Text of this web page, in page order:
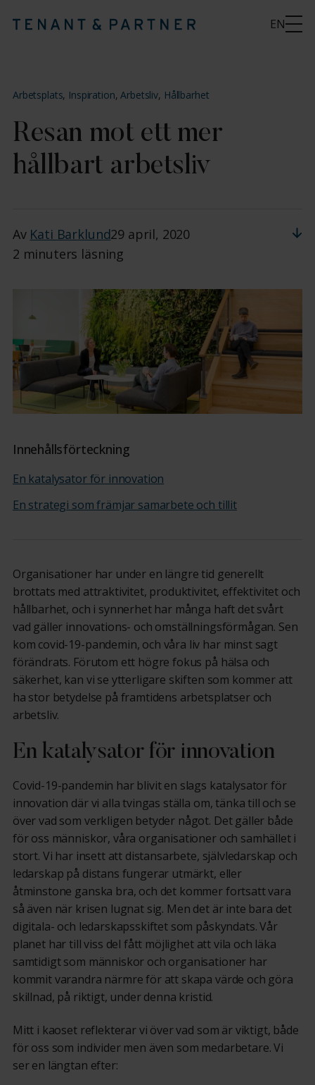
EN
Arbetsplats, Inspiration,Arbetsliv, Hållbarhet
Resan mot ett mer
hållbart arbetsliv
Av Kati Barklund29 april, 2020
2 minuters läsning
Innehållsförteckning
En katalysator för innovation
En strategi som främjar samarbete och tillit
Organisationer har under en längre tid generellt
brottats med attraktivitet, produktivitet, effektivitet och
hållbarhet, och i synnerhet har många haft det svårt
vad gäller innovations- och omställningsförmågan. Sen
kom covid-19-pandemin, och våra liv har minst sagt
förändrats. Förutom ett högre fokus på hälsa och
säkerhet, kan vi se ytterligare skiften som kommer att
ha stor betydelse på framtidens arbetsplatser och
arbetsliv.
En katalysator för innovation
Covid-19-pandemin har blivit en slags katalysator för
innovation där vi alla tvingas ställa om, tänka till och se
över vad som verkligen betyder något. Det gäller både
för oss människor, våra organisationer och samhället i
stort. Vi har insett att distansarbete, självledarskap och
ledarskap på distans fungerar utmärkt, eller
åtminstone ganska bra, och det kommer fortsatt vara
så även när krisen lugnat sig. Men det är inte bara det
digitala- och ledarskapsskiftet som påskyndats. Vår
planet har till viss del fått möjlighet att vila och läka
samtidigt som människor och organisationer har
kommit varandra närmre för att skapa värde och göra
skillnad, på riktigt, under denna kristid.
Mitt i kaoset reflekterar vi över vad som är viktigt, både
för oss som individer men även som medarbetare. Vi
ser en längtan efter: